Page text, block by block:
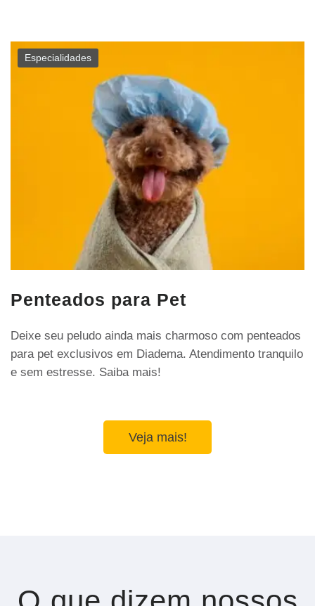
Especialidades
Penteados para Pet
Deixe seu peludo ainda mais charmoso com penteados
para pet exclusivos em Diadema. Atendimento tranquilo
e sem estresse. Saiba mais!
Veja mais!